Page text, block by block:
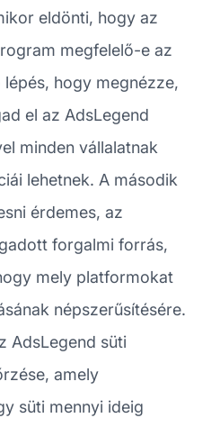
eldönti, hogy az
megfelelő-e az
hogy megnézze,
el az AdsLegend
minden vállalatnak
lehetnek. A második
érdemes, az
forgalmi forrás,
mely platformokat
népszerűsítésére.
AdsLegend süti
amely
süti mennyi ideig